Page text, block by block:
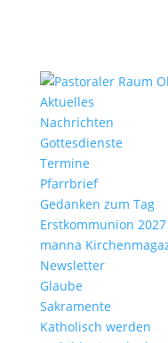
Aktu­elles
Nach­richten
Gottes­dienste
Termine
Pfarr­brief
Gedanken zum Tag
Erst­kom­mu­nion 2027
manna
News­letter
Glaube
Sakra­mente
Katho­lisch werden